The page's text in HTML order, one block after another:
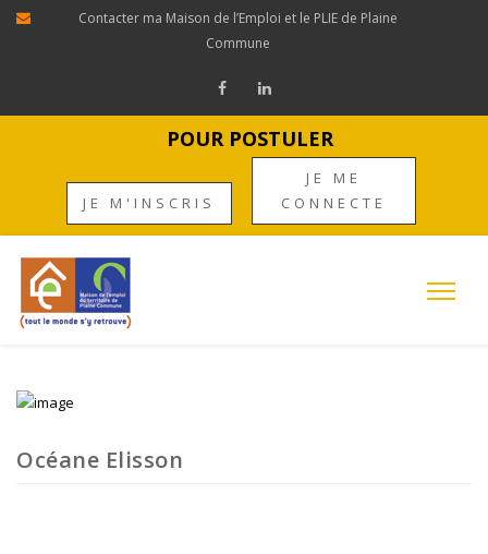
Contacter ma Maison de l’Emploi et le PLIE de Plaine
Commune
POUR POSTULER
JE M'INSCRIS
JE ME
CONNECTE
Océane Elisson